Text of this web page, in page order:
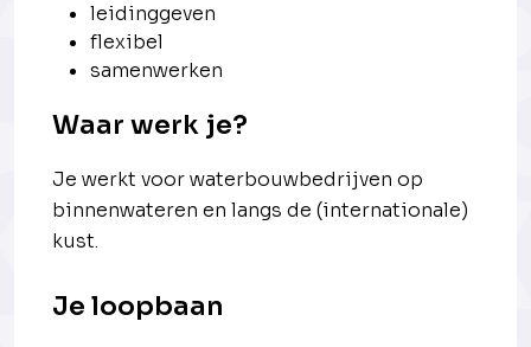
leidinggeven
flexibel
samenwerken
Waar werk je?
Je werkt voor waterbouwbedrijven op
binnenwateren en langs de (internationale)
kust.
Je loopbaan